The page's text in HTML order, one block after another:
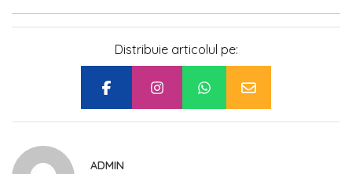
Distribuie articolul pe:
ADMIN